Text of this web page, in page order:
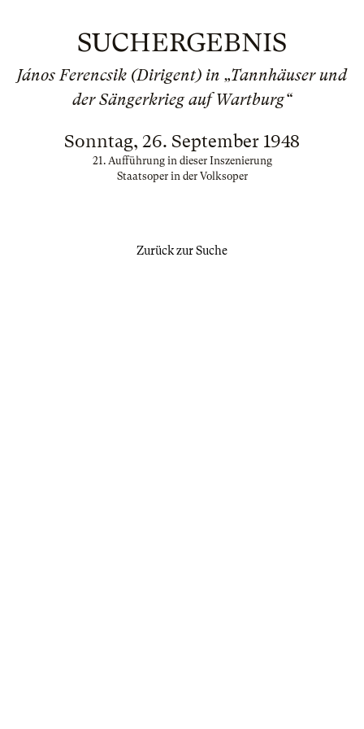
SUCHERGEBNIS
János Ferencsik (Dirigent) in „Tannhäuser und
der Sängerkrieg auf Wartburg“
Sonntag, 26. September 1948
21. Aufführung in dieser Inszenierung
Staatsoper in der Volksoper
Zurück zur Suche